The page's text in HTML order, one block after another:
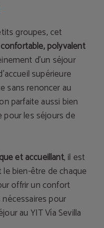
groupes, cet
polyvalent
d’un séjour
supérieure
sans renoncer au
parfaite aussi bien
pour les séjours de
et accueillant, il est
bien-être de chaque
offrir un confort
pour
au YIT Vía Sevilla